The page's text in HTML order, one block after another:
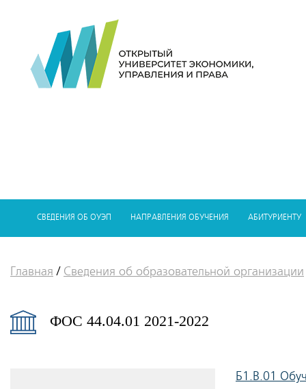
СВЕДЕНИЯ ОБ ОУЭП НАПРАВЛЕНИЯ ОБУЧЕНИЯ АБИТУРИЕНТУ
Главная / Сведения об образовательной организации
ФОС 44.04.01 2021-2022
Б1.В.01